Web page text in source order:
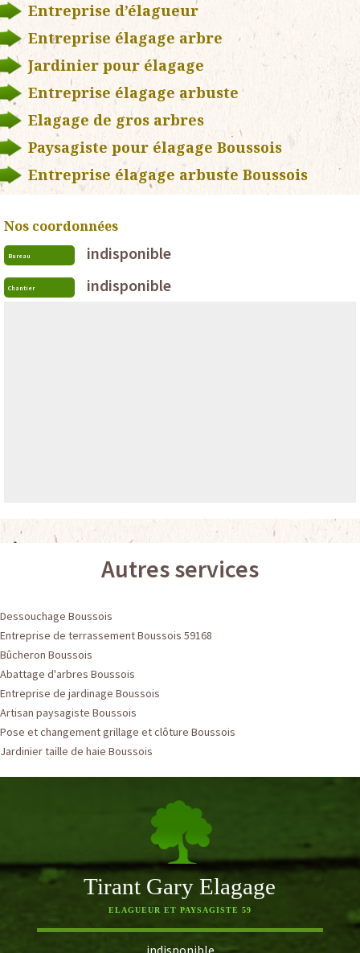
Entreprise d’élagueur
Entreprise élagage arbre
Jardinier pour élagage
Entreprise élagage arbuste
Elagage de gros arbres
Paysagiste pour élagage Boussois
Entreprise élagage arbuste Boussois
Nos coordonnées
Bureau indisponible
Chantier indisponible
Autres services
Dessouchage Boussois
Entreprise de terrassement Boussois 59168
Bûcheron Boussois
Abattage d'arbres Boussois
Entreprise de jardinage Boussois
Artisan paysagiste Boussois
Pose et changement grillage et clôture Boussois
Jardinier taille de haie Boussois
Tirant Gary Elagage
ELAGUEUR ET PAYSAGISTE 59